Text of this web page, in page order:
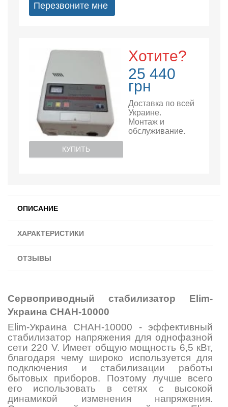
Перезвоните мне
Хотите?
25 440
грн
Доставка по всей
Украине.
Монтаж и
обслуживание.
КУПИТЬ
ОПИСАНИЕ
ХАРАКТЕРИСТИКИ
ОТЗЫВЫ
Сервоприводный стабилизатор Elim-
Украина СНАН-10000
Elim-Украина СНАН-10000 - эффективный
стабилизатор напряжения для однофазной
сети 220 V. Имеет общую мощность 6,5 кВт,
благодаря чему широко используется для
подключения и стабилизации работы
бытовых приборов. Поэтому лучше всего
его использовать в сетях с высокой
динамикой изменения напряжения.